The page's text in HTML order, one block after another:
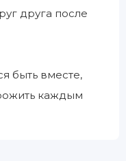
друга после
быть вместе,
каждым